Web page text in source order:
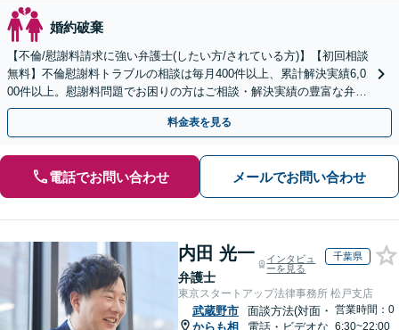
婚約破棄
【不倫/慰謝料請求に強い弁護士(したい方/されている方)】【初回相談
無料】不倫慰謝料トラブルの相談は毎月400件以上、累計解決実績6,0
00件以上。慰謝料問題でお困りの方はご相談・解決実績の豊富な弁護
士による無料相談をご利用ください。
料金表を見る
電話でお問い合わせ メールでお問い合わせ
内田 光一
弁護士
インタビュ
ーを見る
千葉県
東京スタートアップ法律事務所 松戸支店
武蔵野市
からも相
面談方法(対面・
電話・ビデオな
営業時間：0
6:30~22:00